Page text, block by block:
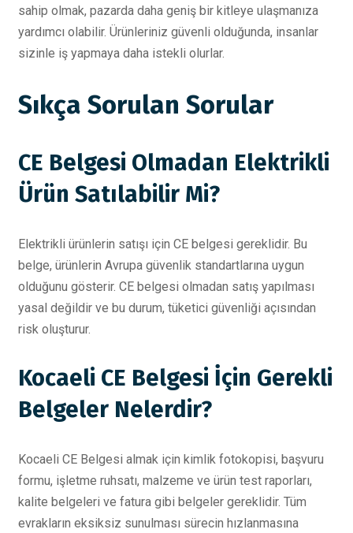
sahip olmak, pazarda daha geniş bir kitleye ulaşmanıza
yardımcı olabilir. Ürünleriniz güvenli olduğunda, insanlar
sizinle iş yapmaya daha istekli olurlar.
Sıkça Sorulan Sorular
CE Belgesi Olmadan Elektrikli
Ürün Satılabilir Mi?
Elektrikli ürünlerin satışı için CE belgesi gereklidir. Bu
belge, ürünlerin Avrupa güvenlik standartlarına uygun
olduğunu gösterir. CE belgesi olmadan satış yapılması
yasal değildir ve bu durum, tüketici güvenliği açısından
risk oluşturur.
Kocaeli CE Belgesi İçin Gerekli
Belgeler Nelerdir?
Kocaeli CE Belgesi almak için kimlik fotokopisi, başvuru
formu, işletme ruhsatı, malzeme ve ürün test raporları,
kalite belgeleri ve fatura gibi belgeler gereklidir. Tüm
evrakların eksiksiz sunulması sürecin hızlanmasına